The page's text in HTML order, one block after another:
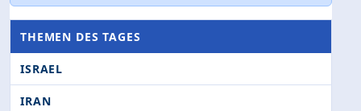
THEMEN DES TAGES
ISRAEL
IRAN